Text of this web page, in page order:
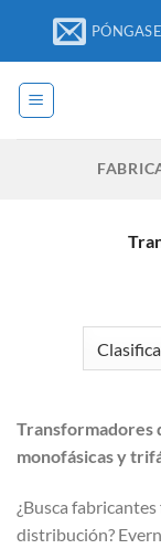
contenido
Transformadores
monofásicas y
¿Busca
distribución?